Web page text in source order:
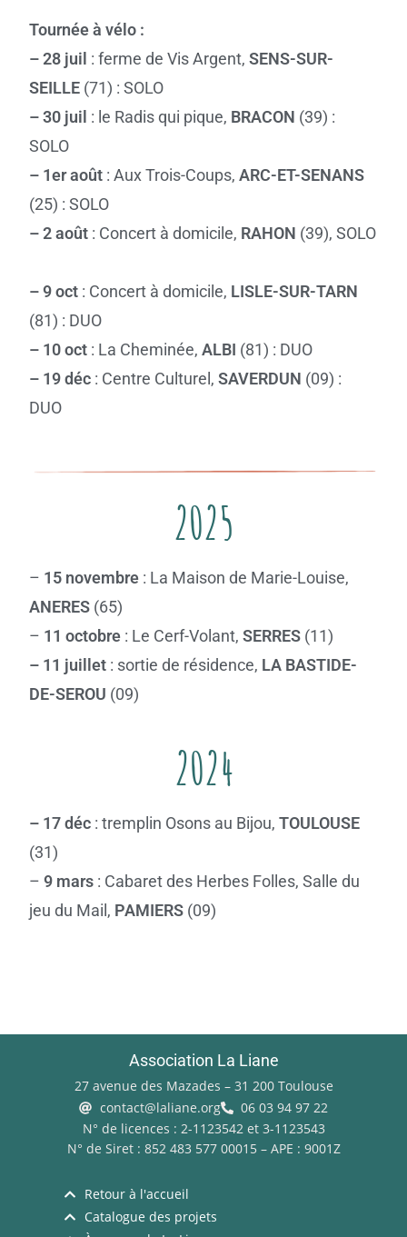
Tournée à vélo :
– 28 juil : ferme de Vis Argent,SENS-SUR-
SEILLE (71) : SOLO
– 30 juil : le Radis qui pique, BRACON (39) :
SOLO
– 1er août : Aux Trois-Coups,ARC-ET-SENANS
(25) : SOLO
– 2 août : Concert à domicile, RAHON (39), SOLO
– 9 oct : Concert à domicile, LISLE-SUR-TARN
(81) : DUO
– 10 oct : La Cheminée,ALBI (81) : DUO
– 19 déc : Centre Culturel,SAVERDUN (09) :
DUO
2025
– 15 novembre : La Maison de Marie-Louise,
ANERES (65)
– 11 octobre : Le Cerf-Volant,SERRES (11)
– 11 juillet : sortie de résidence, LA BASTIDE-
DE-SEROU (09)
2024
– 17 déc : tremplin Osons au Bijou,TOULOUSE
(31)
–9 mars : Cabaret des Herbes Folles, Salle du
jeu du Mail, PAMIERS (09)
Association La Liane
27 avenue des Mazades – 31 200 Toulouse
contact@laliane.org
06 03 94 97 22
N° de licences : 2-1123542 et 3-1123543
N° de Siret : 852 483 577 00015 – APE : 9001Z
Retour à l'accueil
Catalogue des projets